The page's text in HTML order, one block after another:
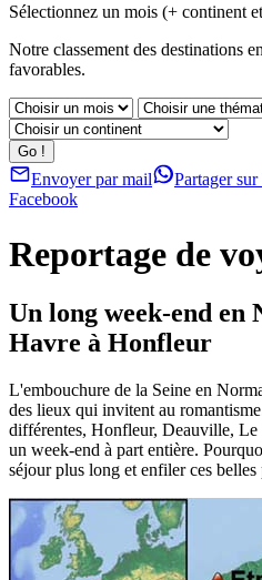
Sélectionnez un mois (+ continent
Notre classement des destinations
favorables.
Envoyer par mail Partager
Facebook
Reportage de
Un long week-end en
Havre à Honfleur
L'embouchure de la Seine en
des lieux qui invitent au
différentes, Honfleur, Deauville,
un week-end à part entière.
séjour plus long et enfiler ces belles